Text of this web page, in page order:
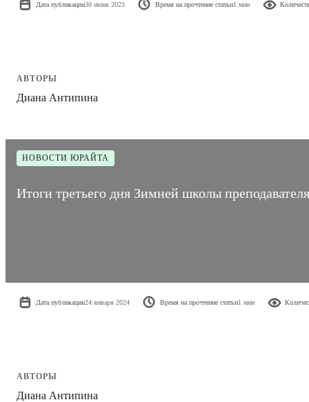
Дата публикации30 июня 2023 Время на прочтение статьи1 мин
АВТОРЫ
Диана Антипина
НОВОСТИ ЮРАЙТА
Итоги третьего дня Зимней школы
Дата публикации24 января 2024 Время на прочтение статьи1 мин
АВТОРЫ
Диана Антипина